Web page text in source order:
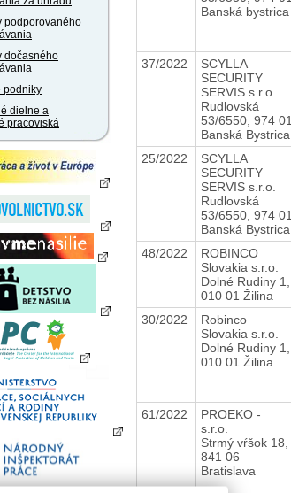
podporovaného
dočasného
podniky
dielne a
pracoviská
Banská bystrica
37/2022
SCYLLA
SECURITY
SERVIS s.r.o.
Rudlovská
53/6550, 974 01
Banská Bystrica
25/2022
SCYLLA
SECURITY
SERVIS s.r.o.
Rudlovská
53/6550, 974 01
Banská Bystrica
48/2022
ROBINCO
Slovakia s.r.o.
Dolné Rudiny 1,
010 01 Žilina
30/2022
Robinco
Slovakia s.r.o.
Dolné Rudiny 1,
010 01 Žilina
61/2022
PROEKO -
s.r.o.
Strmý vŕšok 18,
841 06
Bratislava